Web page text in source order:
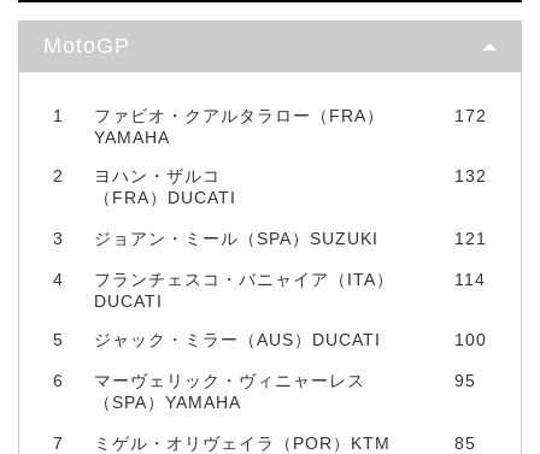
MotoGP
1
ファビオ・クアルタラロー（FRA）
YAMAHA
172
2
ヨハン・ザルコ
（FRA）DUCATI
132
3 ジョアン・ミール（SPA）SUZUKI 121
4
フランチェスコ・バニャイア（ITA）
DUCATI
114
5 ジャック・ミラー（AUS）DUCATI 100
6
マーヴェリック・ヴィニャーレス
（SPA）YAMAHA
95
7 ミゲル・オリヴェイラ（POR）KTM 85